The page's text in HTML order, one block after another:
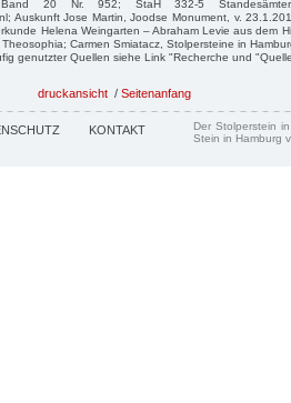
Band 20 Nr. 952; StaH 332-5
Auskunft Jose Martin, Joodse Monument, v.
Helena Weingarten – Abraham Levie aus dem
Carmen Smiatacz, Stolpersteine in
genutzter Quellen siehe Link "Recherche und
druckansicht / Seitenanfang
KONTAKT
Der Stolperstein
Stein in Hamburg